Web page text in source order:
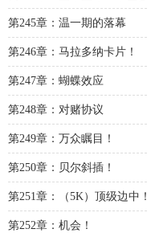
第245章：温一期的落幕
第246章：马拉多纳卡片！
第247章：蝴蝶效应
第248章：对赌协议
第249章：万众瞩目！
第250章：贝尔斜插！
第251章：（5K）顶级边中！
第252章：机会！